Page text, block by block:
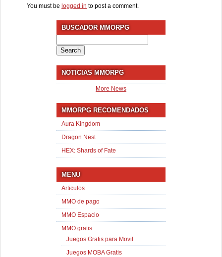
You must be logged in to post a comment.
BUSCADOR MMORPG
for:
NOTICIAS MMORPG
More News
MMORPG RECOMENDADOS
Aura Kingdom
Dragon Nest
HEX: Shards of Fate
MENU
Articulos
MMO de pago
MMO Espacio
MMO gratis
Juegos Gratis para Movil
Juegos MOBA Gratis